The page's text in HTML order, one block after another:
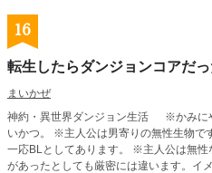
た女たちと、大切な者が
族が笑い、奴隷商が
う、奪われたままで終わるな」。 これは
ーレム無双譚。 絶望から救済へ、救済から復讐へ、復讐から
新しい居場所へ。 甘く、熱く、時に残酷に、夜明けの黒翼は
王都の闇を切り裂いて
16
転生したらダンジョンコアだ
まいかぜ
神約・異世界ダンジョン生活 ※かみに
いかつ。 ※主人公は男寄りの無性生物で
一応BLとしてあります。 ※主人公は無性
があったとしても厳密には違います。イ